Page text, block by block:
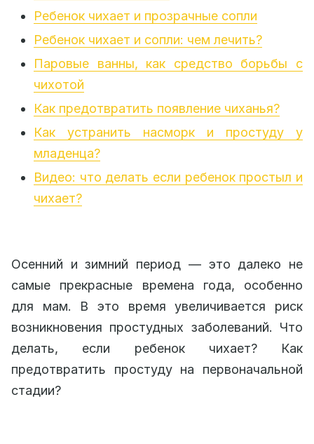
Ребенок чихает и прозрачные сопли
Ребенок чихает и сопли: чем лечить?
Паровые ванны, как средство борьбы с
чихотой
Как предотвратить появление чиханья?
Как устранить насморк и простуду у
младенца?
Видео: что делать если ребенок простыл и
чихает?
Осенний и зимний период — это далеко не
самые прекрасные времена года, особенно
для мам. В это время увеличивается риск
возникновения простудных заболеваний. Что
делать, если ребенок чихает? Как
предотвратить простуду на первоначальной
стадии?